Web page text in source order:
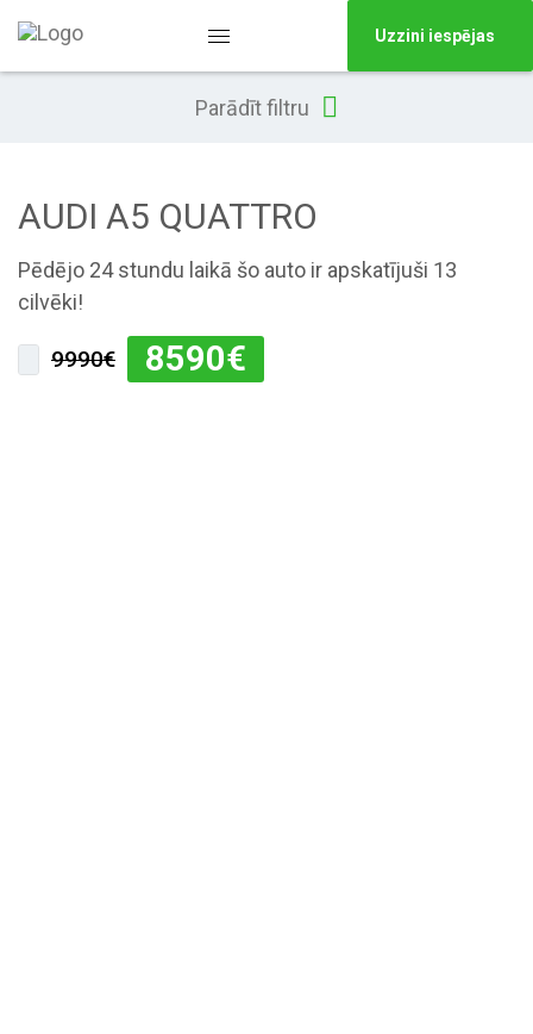
Uzzini iespējas
Parādīt filtru
AUDI A5 QUATTRO
Pēdējo 24 stundu laikā šo auto ir apskatījuši 13
cilvēki!
9990€ 8590€